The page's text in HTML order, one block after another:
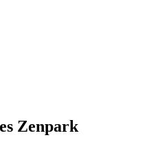
Zenpark